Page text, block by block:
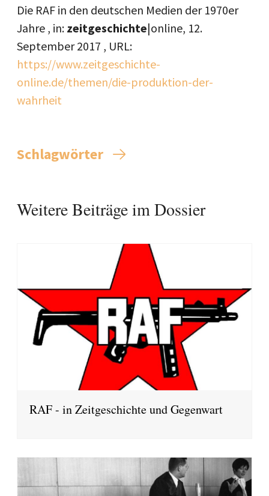
Die RAF in den deutschen Medien der 1970er
Jahre , in: zeitgeschichte|online, 12.
September 2017 , URL:
https://www.zeitgeschichte-
online.de/themen/die-produktion-der-
wahrheit
Schlagwörter
Weitere Beiträge im Dossier
RAF - in Zeitgeschichte und Gegenwart